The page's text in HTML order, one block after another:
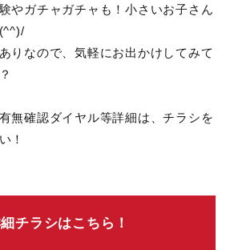
やガチャガチャも！小さいお子さん
りなので、気軽にお出かけしてみて
無確認ダイヤル等詳細は、チラシを
！
チラシはこちら！